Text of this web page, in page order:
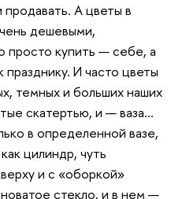
А цветы в
дешевыми,
купить — себе, а
И часто цветы
темных и больших наших
скатертью, и — ваза…
в определенной вазе,
цилиндр, чуть
и с «оборкой»
стекло, и в нем —